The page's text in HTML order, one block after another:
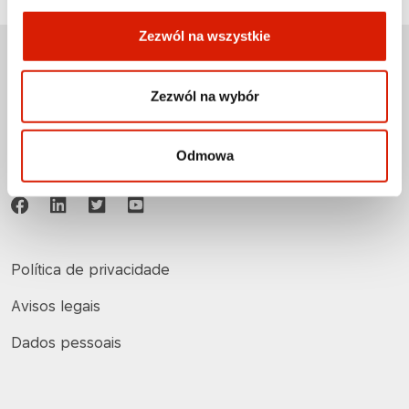
Zezwól na wszystkie
Zezwól na wybór
Odmowa
ORLEN OIL Sp. z o.o.
Copyright © 1996-2025
Todos os direitos reservados
Política de privacidade
Avisos legais
Dados pessoais